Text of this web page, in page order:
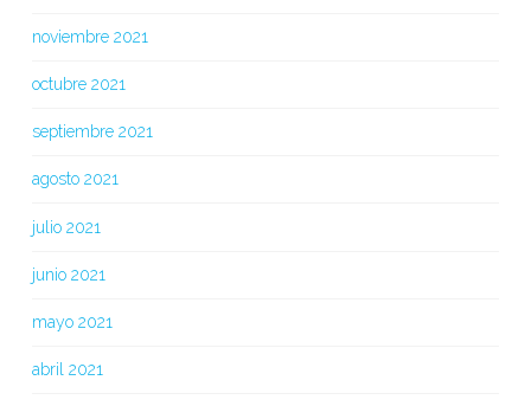
noviembre 2021
octubre 2021
septiembre 2021
agosto 2021
julio 2021
junio 2021
mayo 2021
abril 2021